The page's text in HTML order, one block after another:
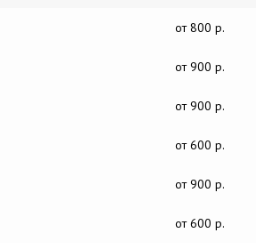
от 800 р.
от 900 р.
от 900 р.
от 600 р.
от 900 р.
от 600 р.